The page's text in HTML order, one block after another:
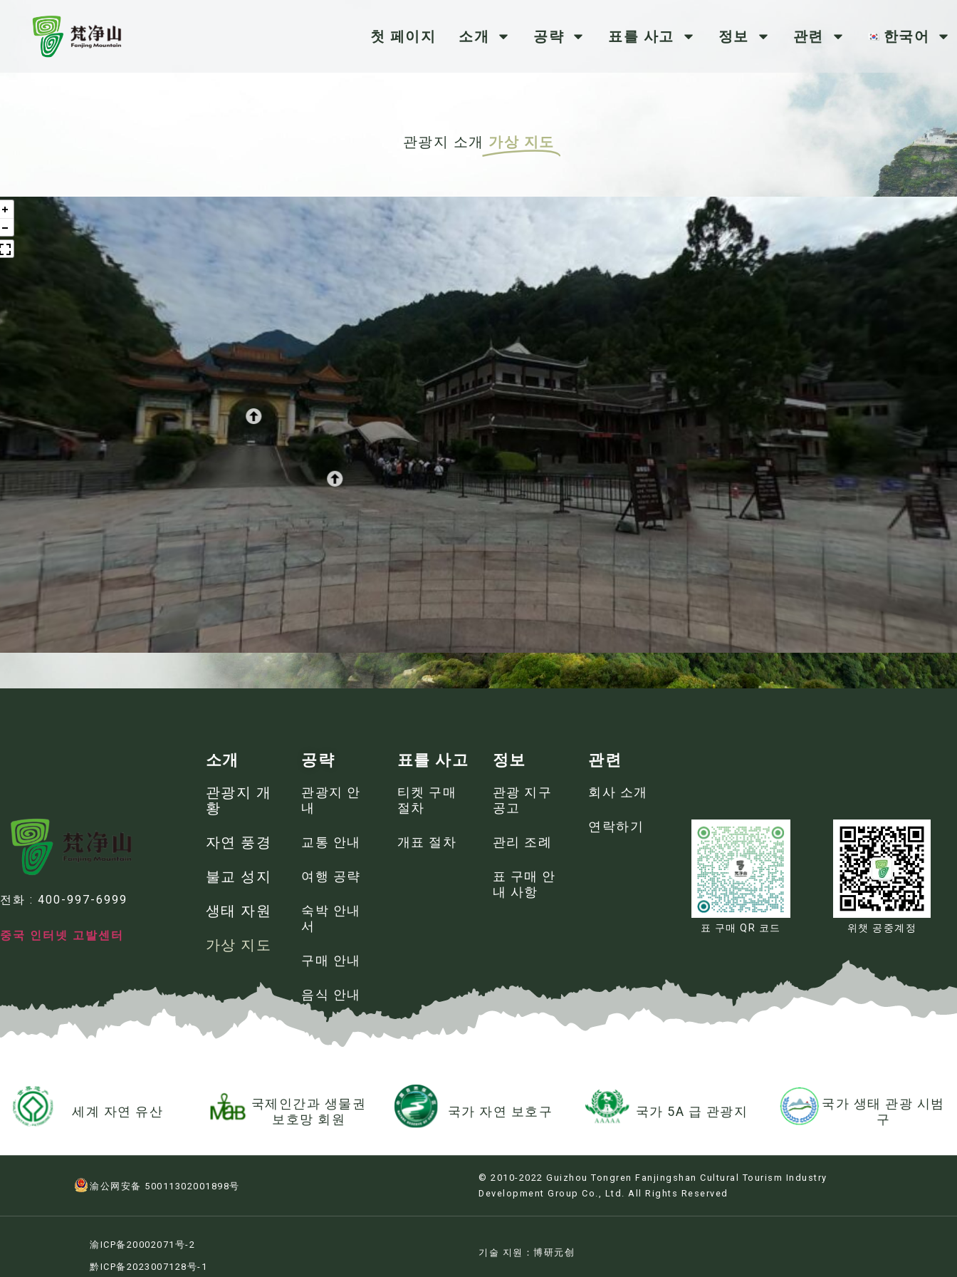
첫 페이지 소개 공략 표를 사고 정보 관련 한국어
관광지 소개 가상 지도
전화 : 400-997-6999
중국 인터넷 고발센터
소개
관광지 개
황
자연 풍경
불교 성지
생태 자원
가상 지도
공략
관광지 안
내
교통 안내
여행 공략
숙박 안내
서
구매 안내
음식 안내
표를 사고
티켓 구매
절차
개표 절차
정보
관광 지구
공고
관리 조례
표 구매 안
내 사항
관련
회사 소개
연락하기
표 구매 QR 코드 위챗 공중계정
세계 자연 유산
국제인간과 생물권
보호망 회원
국가 자연 보호구 국가 5A 급 관광지
국가 생태 관광 시범
구
渝公网安备 50011302001898号
© 2010-2022 Guizhou Tongren Fanjingshan Cultural Tourism Industry
Development Group Co., Ltd. All Rights Reserved
渝ICP备20002071号-2
黔ICP备2023007128号-1
기술 지원：博研元创